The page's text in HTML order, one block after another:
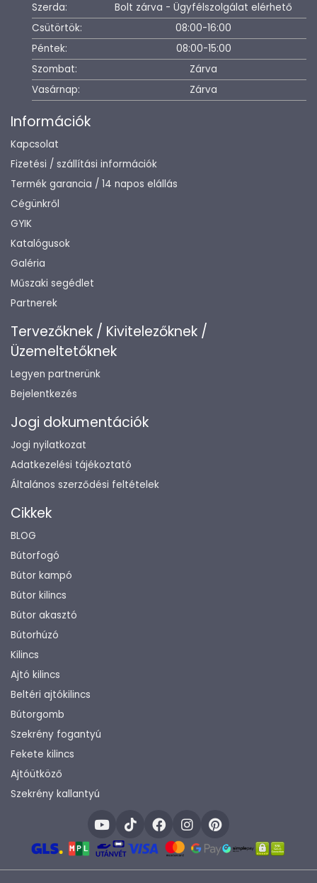
Szerda:
Bolt zárva - Ügyfélszolgálat elérhető
Csütörtök:
08:00-16:00
Péntek:
08:00-15:00
Szombat:
Zárva
Vasárnap:
Zárva
Információk
Kapcsolat
Fizetési / szállítási információk
Termék garancia / 14 napos elállás
Cégünkről
GYIK
Katalógusok
Galéria
Műszaki segédlet
Partnerek
Tervezőknek / Kivitelezőknek /
Üzemeltetőknek
Legyen partnerünk
Bejelentkezés
Jogi dokumentációk
Jogi nyilatkozat
Adatkezelési tájékoztató
Általános szerződési feltételek
Cikkek
BLOG
Bútorfogó
Bútor kampó
Bútor kilincs
Bútor akasztó
Bútorhúzó
Kilincs
Ajtó kilincs
Beltéri ajtókilincs
Bútorgomb
Szekrény fogantyú
Fekete kilincs
Ajtóütköző
Szekrény kallantyú